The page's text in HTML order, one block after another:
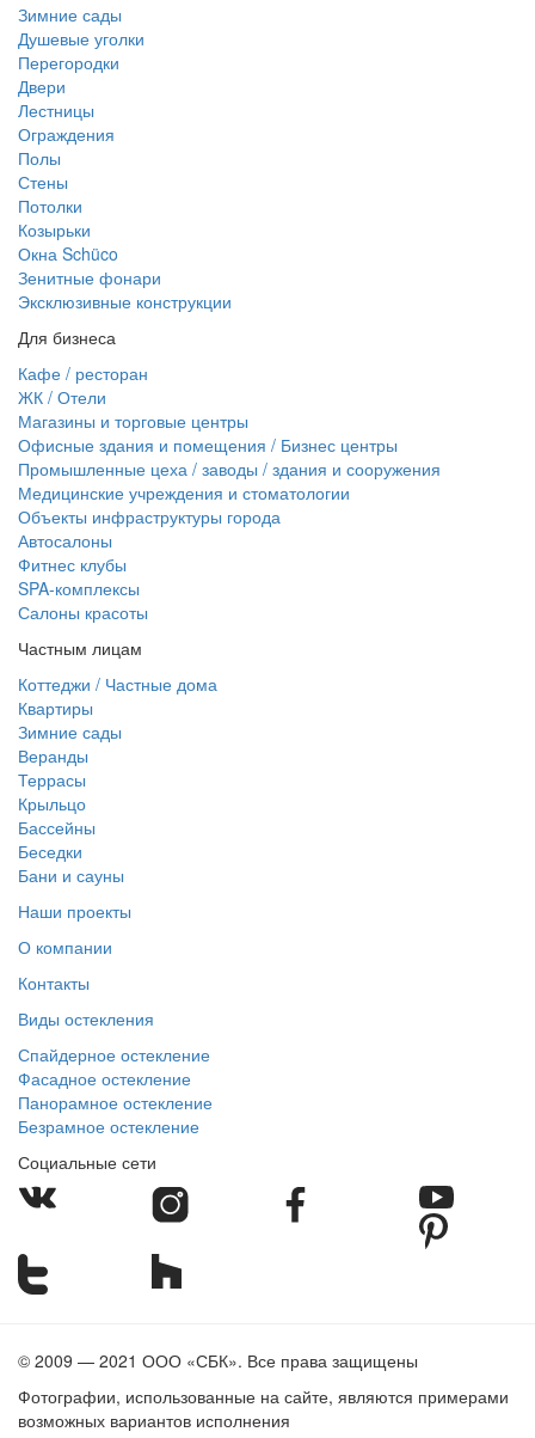
Зимние сады
Душевые уголки
Перегородки
Двери
Лестницы
Ограждения
Полы
Стены
Потолки
Козырьки
Окна Schüco
Зенитные фонари
Эксклюзивные конструкции
Для бизнеса
Кафе / ресторан
ЖК / Отели
Магазины и торговые центры
Офисные здания и помещения / Бизнес центры
Промышленные цеха / заводы / здания и сооружения
Медицинские учреждения и стоматологии
Объекты инфраструктуры города
Автосалоны
Фитнес клубы
SPA-комплексы
Салоны красоты
Частным лицам
Коттеджи / Частные дома
Квартиры
Зимние сады
Веранды
Террасы
Крыльцо
Бассейны
Беседки
Бани и сауны
Наши проекты
О компании
Контакты
Виды остекления
Спайдерное остекление
Фасадное остекление
Панорамное остекление
Безрамное остекление
Социальные сети
© 2009 — 2021 ООО «СБК». Все права защищены
Фотографии, использованные на сайте, являются примерами
возможных вариантов исполнения